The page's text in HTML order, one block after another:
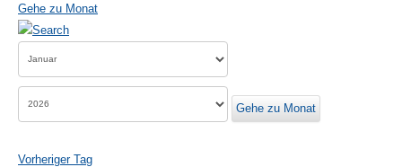
Gehe zu Monat
Gehe zu Monat
Vorheriger Tag